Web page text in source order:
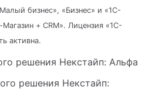
бизнес», «Бизнес» и «1С-
+ CRM». Лицензия «1С-
активна.
решения Некстайп: Альфа
решения Некстайп: